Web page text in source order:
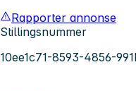
Rapporter annonse
Stillingsnummer
10ee1c71-8593-4856-